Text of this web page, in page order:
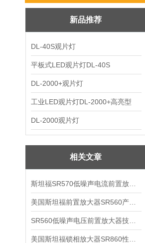
新品推荐
DL-40S观片灯
平板式LED观片灯DL-40S
DL-2000+观片灯
工业LED观片灯DL-2000+高亮型
DL-2000观片灯
相关文章